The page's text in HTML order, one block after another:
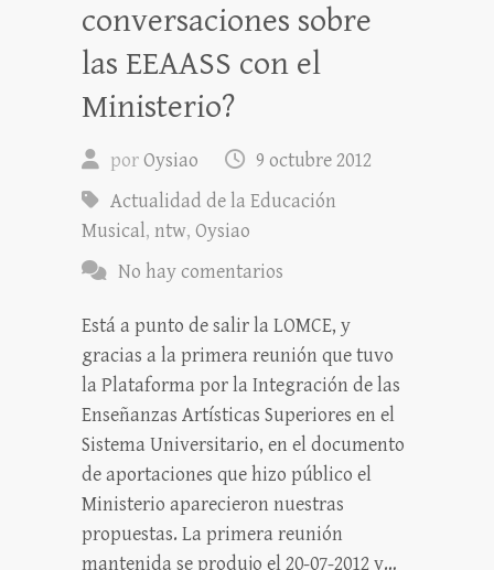
conversaciones sobre
las EEAASS con el
Ministerio?
porOysiao
9 octubre 2012
Actualidad de la Educación
Musical, ntw, Oysiao
No hay comentarios
Está a punto de salir la LOMCE, y
gracias a la primera reunión que tuvo
la Plataforma por la Integración de las
Enseñanzas Artísticas Superiores en el
Sistema Universitario, en el documento
de aportaciones que hizo público el
Ministerio aparecieron nuestras
propuestas. La primera reunión
mantenida se produjo el 20-07-2012 y…